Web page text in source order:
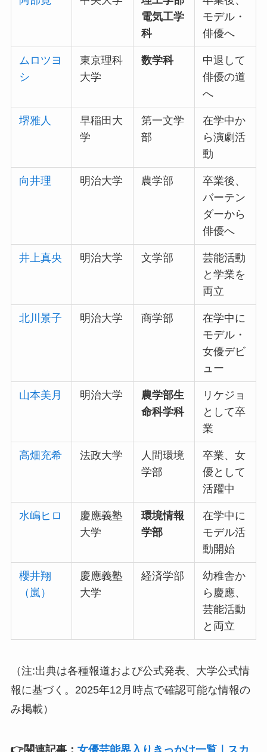
電気工学
科
モデル・
俳優へ
ムロツヨ
シ
東京理科
大学
数学科
中退して
俳優の道
へ
堺雅人
早稲田大
学
第一文学
部
在学中か
ら演劇活
動
向井理 明治大学 農学部
卒業後、
バーテン
ダーから
俳優へ
井上真央 明治大学 文学部
芸能活動
と学業を
両立
北川景子 明治大学 商学部
在学中に
モデル・
女優デビ
ュー
山本美月 明治大学
農学部生
命科学科
リケジョ
として卒
業
高畑充希 法政大学
人間環境
学部
卒業、女
優として
活躍中
水嶋ヒロ
慶應義塾
大学
環境情報
学部
在学中に
モデル活
動開始
櫻井翔
（嵐）
慶應義塾
大学
経済学部
幼稚舎か
ら慶應、
芸能活動
と両立
（注:出典は各種報道および公式発表、大学公式情
報に基づく。2025年12月時点で確認可能な情報の
み掲載）
👉関連記事： 女優芸能界入りきっかけ一覧｜スカ